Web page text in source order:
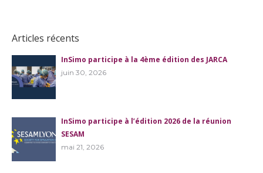
Articles récents
InSimo participe à la 4ème édition des JARCA
juin 30, 2026
InSimo participe à l’édition 2026 de la réunion
SESAM
mai 21, 2026